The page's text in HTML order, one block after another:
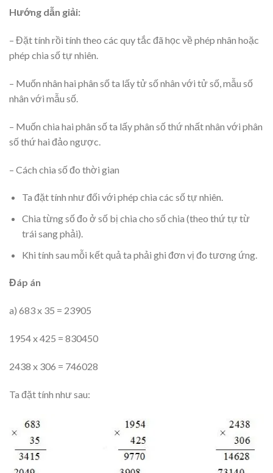
Hướng dẫn giải:
– Đặt tính rồi tính theo các quy tắc đã học về phép nhân hoặc
phép chia số tự nhiên.
– Muốn nhân hai phân số ta lấy tử số nhân với tử số, mẫu số
nhân với mẫu số.
– Muốn chia hai phân số ta lấy phân số thứ nhất nhân với phân
số thứ hai đảo ngược.
– Cách chia số đo thời gian
Ta đặt tính như đối với phép chia các số tự nhiên.
Chia từng số đo ở số bị chia cho số chia (theo thứ tự từ
trái sang phải).
Khi tính sau mỗi kết quả ta phải ghi đơn vị đo tương ứng.
Đáp án
a) 683 x 35 = 23905
1954 x 425 = 830450
2438 x 306 = 746028
Ta đặt tính như sau: